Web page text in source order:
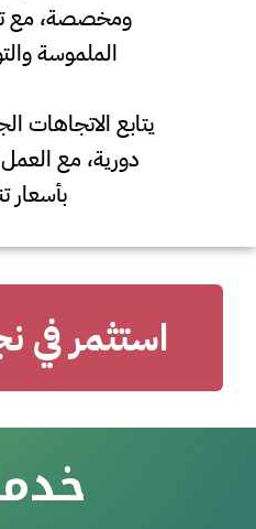
ومخصصة، مع
الملموسة
يتابع الاتجاهات
دورية، مع العمل
بأسعار
استثمر في